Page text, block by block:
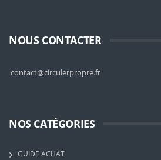
NOUS CONTACTER
contact@circulerpropre.fr
NOS CATÉGORIES
GUIDE ACHAT